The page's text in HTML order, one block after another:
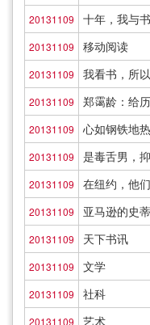
20131109 十年，我与
20131109 移动阅读
20131109 我看书，所
20131109 郑霭龄：给
20131109 心如钢铁地
20131109 是毒舌男，
20131109 在纽约，他
20131109 亚马逊的史
20131109 天下书讯
20131109 文学
20131109 社科
20131109 艺术